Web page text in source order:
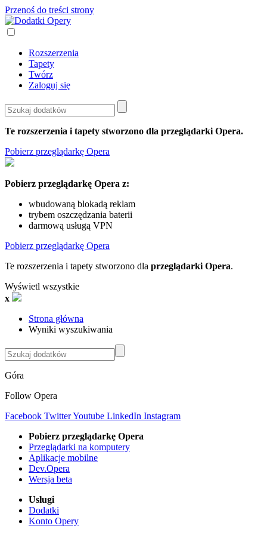
Przenoś do treści strony
Rozszerzenia
Tapety
Twórz
Zaloguj się
Te rozszerzenia i tapety stworzono dla przeglądarki Opera.
Pobierz przeglądarkę Opera
Pobierz przeglądarkę Opera z:
wbudowaną blokadą reklam
trybem oszczędzania baterii
darmową usługą VPN
Pobierz przeglądarkę Opera
Te rozszerzenia i tapety stworzono dla przeglądarki Opera.
Wyświetl wszystkie
x
Strona główna
Wyniki wyszukiwania
Góra
Follow Opera
Facebook TwitterYoutube LinkedIn Instagram
Pobierz przeglądarkę Opera
Przeglądarki na komputery
Aplikacje mobilne
Dev.Opera
Wersja beta
Usługi
Dodatki
Konto Opery